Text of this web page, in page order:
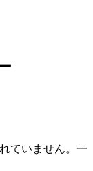
ていません。一